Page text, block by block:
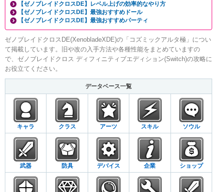
【ゼノブレイドクロスDE】レベル上げの効率的なやり方
【ゼノブレイドクロスDE】最強おすすめドール
【ゼノブレイドクロスDE】最強おすすめパーティ
ゼノブレイドクロスDE(XenobladeXDE)の「コズミックアルタ極」につい
て掲載しています。旧や改の入手方法や各種性能をまとめていますの
で、ゼノブレイドクロス ディフィニティブエディション(Switch)の攻略に
お役立てください。
データベース一覧
キャラ クラス アーツ スキル ソウル
武器 防具 デバイス 企業 ショップ